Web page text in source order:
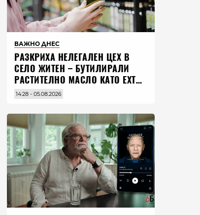
ВАЖНО ДНЕС
РАЗКРИХА НЕЛЕГАЛЕН ЦЕХ В
СЕЛО ЖИТЕН – БУТИЛИРАЛИ
РАСТИТЕЛНО МАСЛО КАТО EXTRA
VIRGIN ЗЕХТИН
14:28 - 05.08.2026